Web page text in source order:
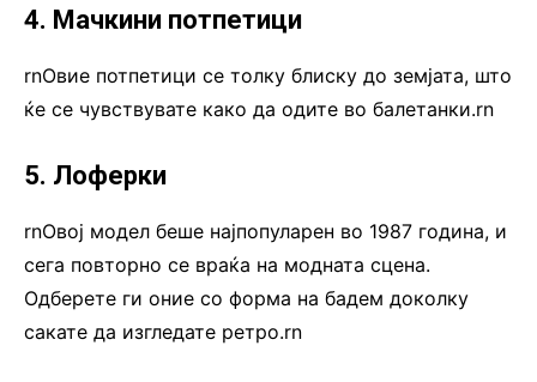
4. Мачкини потпетици
rnОвие потпетици се толку блиску до земјата, што
ќе се чувствувате како да одите во балетанки.rn
5. Лоферки
rnОвој модел беше најпопуларен во 1987 година, и
сега повторно се враќа на модната сцена.
Одберете ги оние со форма на бадем доколку
сакате да изгледате ретро.rn